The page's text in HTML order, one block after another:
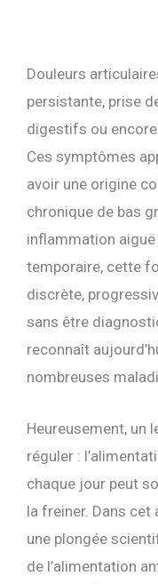
Douleurs
persistante, prise
digestifs ou
Ces symptômes
avoir une origine
chronique de bas
inflammation
temporaire, cette
discrète,
sans être
reconnaît
nombreuses
Heureusement, un
réguler :
chaque jour peut
la freiner. Dans cet
une plongée
de l’alimentation